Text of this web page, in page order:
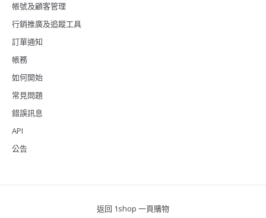
帳號及顧客管理
行銷推廣及追蹤工具
訂單通知
帳務
如何開始
常見問題
錯誤訊息
API
公告
返回 1shop 一頁購物